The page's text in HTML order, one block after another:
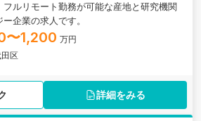
ルリモート勤務が可能な産地と研究機関
企業の求人です。
〜1,200 万円
区
詳細をみる